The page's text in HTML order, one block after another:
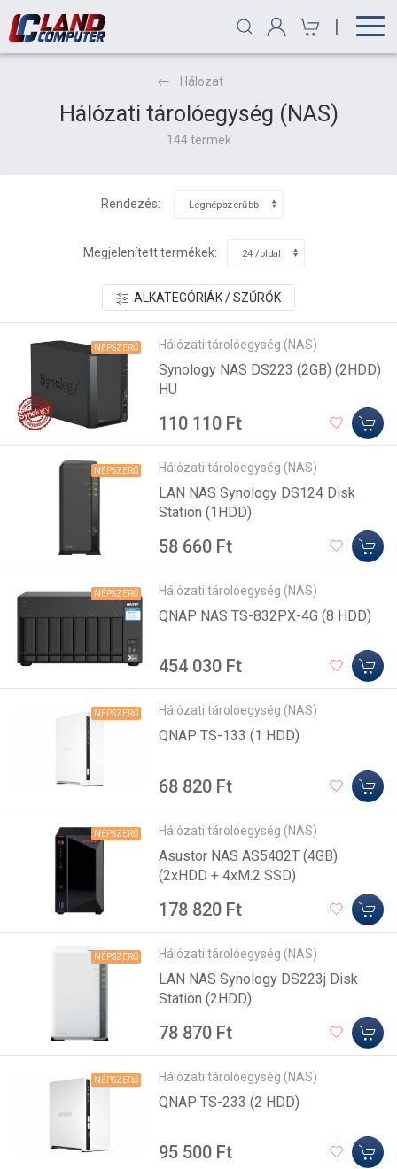
|
Hálozat
Hálózati tárolóegység (NAS)
144 termék
Rendezés:
Megjelenített termékek:
ALKATEGÓRIÁK / SZŰRŐK
NÉPSZERŰ Hálózati tárolóegység (NAS)
Synology NAS DS223 (2GB) (2HDD)
HU
110 110 Ft
NÉPSZERŰ Hálózati tárolóegység (NAS)
LAN NAS Synology DS124 Disk
Station (1HDD)
58 660 Ft
NÉPSZERŰ Hálózati tárolóegység (NAS)
QNAP NAS TS-832PX-4G (8 HDD)
454 030 Ft
NÉPSZERŰ Hálózati tárolóegység (NAS)
QNAP TS-133 (1 HDD)
68 820 Ft
NÉPSZERŰ Hálózati tárolóegység (NAS)
Asustor NAS AS5402T (4GB)
(2xHDD + 4xM.2 SSD)
178 820 Ft
NÉPSZERŰ Hálózati tárolóegység (NAS)
LAN NAS Synology DS223j Disk
Station (2HDD)
78 870 Ft
NÉPSZERŰ Hálózati tárolóegység (NAS)
QNAP TS-233 (2 HDD)
95 500 Ft